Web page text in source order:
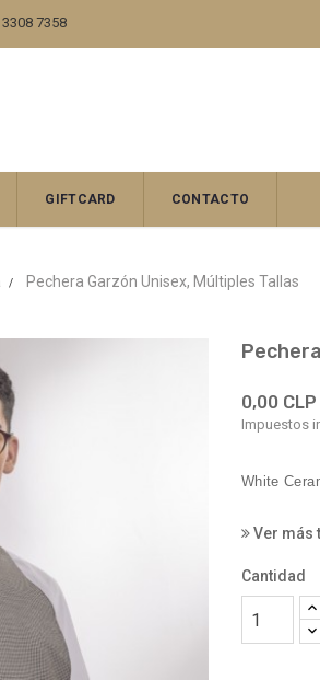
7358
GIFTCARD CONTACTO
Pechera Garzón Unisex, Múltiples Tallas
0,00 CLP
Impuestos
White
Ver más
Cantidad